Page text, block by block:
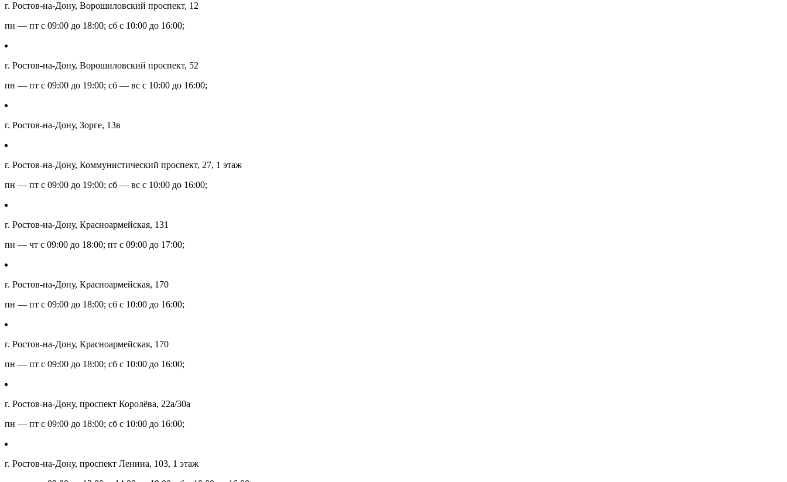
г. Ростов-на-Дону, Ворошиловский проспект, 12
пн — пт с 09:00 до 18:00; сб с 10:00 до 16:00;
г. Ростов-на-Дону, Ворошиловский проспект, 52
пн — пт с 09:00 до 19:00; сб — вс с 10:00 до 16:00;
г. Ростов-на-Дону, Зорге, 13в
г. Ростов-на-Дону, Коммунистический проспект, 27, 1 этаж
пн — пт с 09:00 до 19:00; сб — вс с 10:00 до 16:00;
г. Ростов-на-Дону, Красноармейская, 131
пн — чт с 09:00 до 18:00; пт с 09:00 до 17:00;
г. Ростов-на-Дону, Красноармейская, 170
пн — пт с 09:00 до 18:00; сб с 10:00 до 16:00;
г. Ростов-на-Дону, Красноармейская, 170
пн — пт с 09:00 до 18:00; сб с 10:00 до 16:00;
г. Ростов-на-Дону, проспект Королёва, 22а/30а
пн — пт с 09:00 до 18:00; сб с 10:00 до 16:00;
г. Ростов-на-Дону, проспект Ленина, 103, 1 этаж